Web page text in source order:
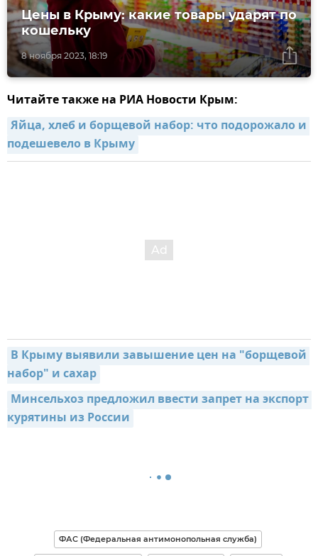
8 ноября 2023, 18:19
Цены в Крыму: какие товары ударят по
кошельку
Читайте также на РИА Новости Крым:
Яйца, хлеб и борщевой набор: что подорожало и
подешевело в Крыму
В Крыму выявили завышение цен на "борщевой
набор" и сахар
Минсельхоз предложил ввести запрет на экспорт
курятины из России
ФАС (Федеральная антимонопольная служба)